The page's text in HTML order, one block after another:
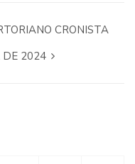
CRONISTA
DE 2024